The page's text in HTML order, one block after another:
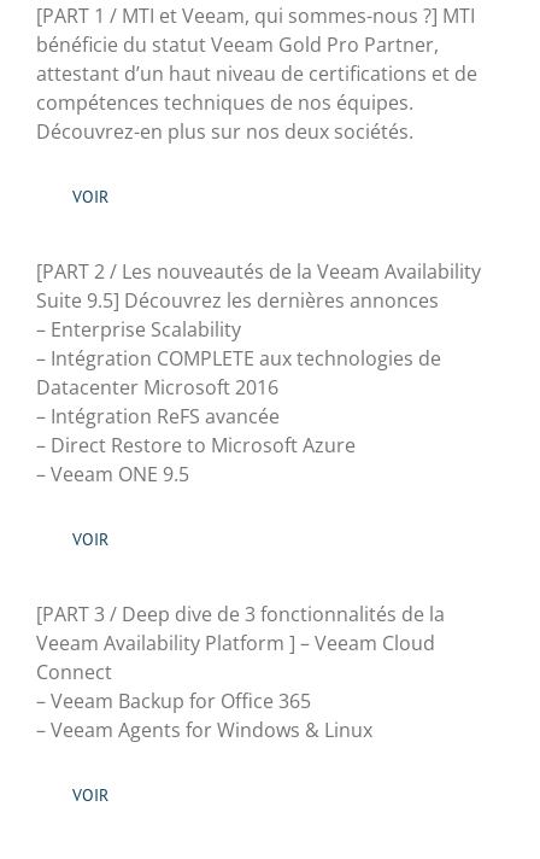
[PART 1 / MTI et Veeam, qui sommes-nous ?] MTI
bénéficie du statut Veeam Gold Pro Partner,
attestant d’un haut niveau de certifications et de
compétences techniques de nos équipes.
Découvrez-en plus sur nos deux sociétés.
VOIR
[PART 2 / Les nouveautés de la Veeam Availability
Suite 9.5] Découvrez les dernières annonces
– Enterprise Scalability
– Intégration COMPLETE aux technologies de
Datacenter Microsoft 2016
– Intégration ReFS avancée
– Direct Restore to Microsoft Azure
– Veeam ONE 9.5
VOIR
[PART 3 / Deep dive de 3 fonctionnalités de la
Veeam Availability Platform ] – Veeam Cloud
Connect
– Veeam Backup for Office 365
– Veeam Agents for Windows & Linux
VOIR